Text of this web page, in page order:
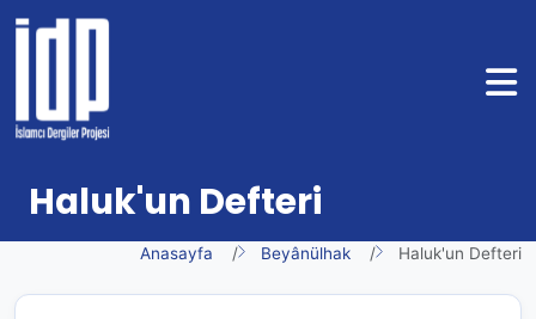
Haluk'un Defteri
Anasayfa Beyânülhak Haluk'un Defteri